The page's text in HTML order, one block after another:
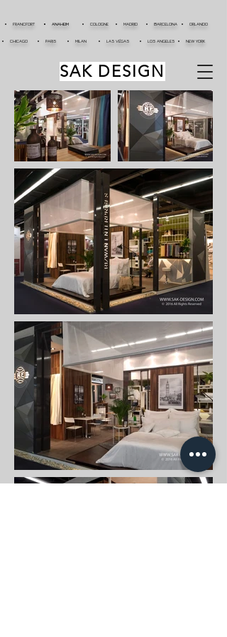
LOS ANGELES NEW YORK
BARCELONA
MILAN LAS VÉGAS
SAK DESIGN
ANAHEIM ORLANDO
CHICAGO
MADRID
FRANCFORT COLOGNE
PARIS